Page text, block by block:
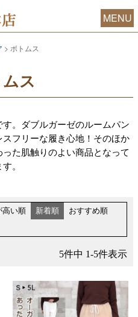
MENU
ボトムス
ス
。ダブルガーゼのルームパン
フリーな履き心地！そのほか
た肌触りのよい商品となって
。
高い順 新着順
おすすめ順
5件中 1-5件表示